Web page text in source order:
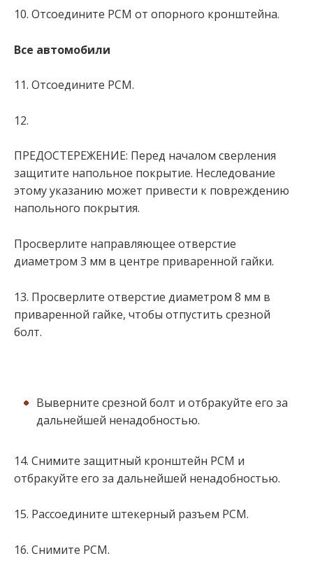
10. Отсоедините PCM от опорного кронштейна.
Все автомобили
11. Отсоедините PCM.
12.
ПРЕДОСТЕРЕЖЕНИЕ: Перед началом сверления
защитите напольное покрытие. Неследование
этому указанию может привести к повреждению
напольного покрытия.
Просверлите направляющее отверстие
диаметром 3 мм в центре приваренной гайки.
13. Просверлите отверстие диаметром 8 мм в
приваренной гайке, чтобы отпустить срезной
болт.
Выверните срезной болт и отбракуйте его за
дальнейшей ненадобностью.
14. Снимите защитный кронштейн PCM и
отбракуйте его за дальнейшей ненадобностью.
15. Рассоедините штекерный разъем РСМ.
16. Снимите РСМ.